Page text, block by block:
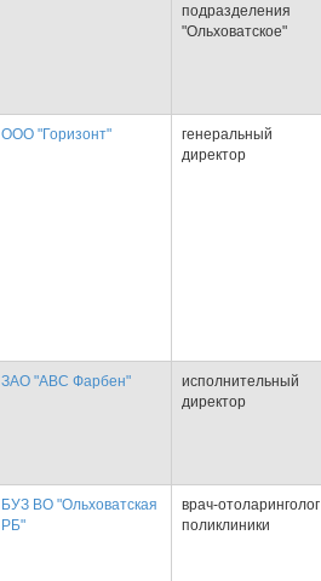
подразделения
"Ольховатское"
ООО "Горизонт"
генеральный
директор
ЗАО "АВС Фарбен"
исполнительный
директор
БУЗ ВО "Ольховатская
РБ"
врач-отоларинголог
поликлиники